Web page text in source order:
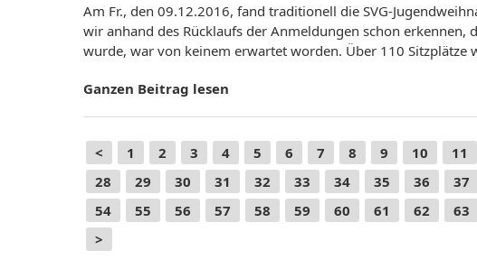
Am Fr., den 09.12.2016, fand traditionell die SVG-
wir anhand des Rücklaufs der Anmeldungen schon erkennen,
wurde, war von keinem erwartet worden. Über 110 Sitzplätze
Ganzen Beitrag lesen
< 1 2 3 4 5 6 7 8 9 10 11
28
29 30 31 32 33 34 35 36 37
54
55 56 57 58 59 60 61 62 63
>